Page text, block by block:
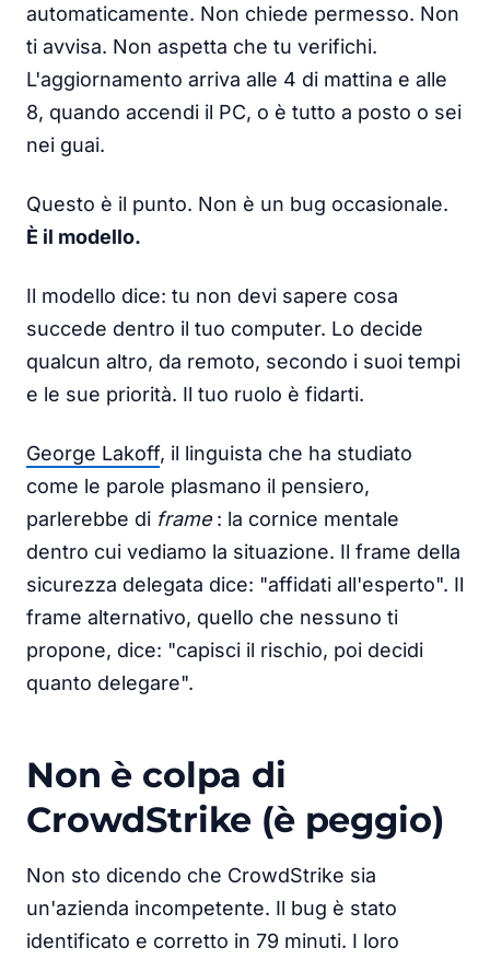
automaticamente. Non chiede permesso. Non
ti avvisa. Non aspetta che tu verifichi.
L'aggiornamento arriva alle 4 di mattina e alle
8, quando accendi il PC, o è tutto a posto o sei
nei guai.
Questo è il punto. Non è un bug occasionale.
È il modello.
Il modello dice: tu non devi sapere cosa
succede dentro il tuo computer. Lo decide
qualcun altro, da remoto, secondo i suoi tempi
e le sue priorità. Il tuo ruolo è fidarti.
George Lakoff, il linguista che ha studiato
come le parole plasmano il pensiero,
parlerebbe di frame: la cornice mentale
dentro cui vediamo la situazione. Il frame della
sicurezza delegata dice: "affidati all'esperto". Il
frame alternativo, quello che nessuno ti
propone, dice: "capisci il rischio, poi decidi
quanto delegare".
Non è colpa di
CrowdStrike (è peggio)
Non sto dicendo che CrowdStrike sia
un'azienda incompetente. Il bug è stato
identificato e corretto in 79 minuti. I loro